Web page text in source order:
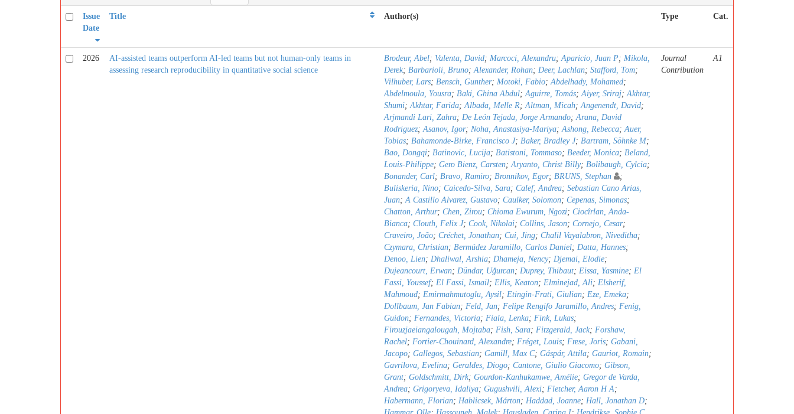
Issue
Date
Title Author(s) Type Cat.
2026
AI-assisted teams outperform AI-led teams but not human-only teams in
assessing research reproducibility in quantitative social science
Brodeur, Abel; Valenta, David; Marcoci, Alexandru;Aparicio, Juan P; Mikola,
Derek; Barbarioli, Bruno;Alexander, Rohan; Deer, Lachlan; Stafford, Tom;
Vilhuber, Lars; Bensch, Gunther; Motoki, Fabio;Abdelhady, Mohamed;
Abdelmoula, Yousra; Baki, Ghina Abdul;Aguirre, Tomás;Aiyer, Sriraj;Akhtar,
Shumi;Akhtar, Farida;Albada, Melle R;Altman, Micah;Angenendt, David;
Arjmandi Lari, Zahra; De León Tejada, Jorge Armando;Arana, David
Rodriguez;Asanov, Igor; Noha, Anastasiya-Mariya;Ashong, Rebecca;Auer,
Tobias; Bahamonde-Birke, Francisco J; Baker, Bradley J; Bartram, Söhnke M;
Bao, Dongqi; Batinovic, Lucija; Batistoni, Tommaso; Beeder, Monica; Beland,
Louis-Philippe; Gero Bienz, Carsten;Aryanto, Christ Billy; Bolibaugh, Cylcia;
Bonander, Carl; Bravo, Ramiro; Bronnikov, Egor; BRUNS, Stephan
;
Buliskeria, Nino; Caicedo-Silva, Sara; Calef, Andrea; Sebastian Cano Arias,
Juan;A Castillo Alvarez, Gustavo; Caulker, Solomon; Cepenas, Simonas;
Chatton, Arthur; Chen, Zirou; Chioma Ewurum, Ngozi; Ciocîrlan, Anda-
Bianca; Clouth, Felix J; Cook, Nikolai; Collins, Jason; Cornejo, Cesar;
Craveiro, João; Créchet, Jonathan; Cui, Jing; Chalil Vayalabron, Niveditha;
Czymara, Christian; Bermúdez Jaramillo, Carlos Daniel; Datta, Hannes;
Denoo, Lien; Dhaliwal, Arshia; Dhameja, Nency; Djemai, Elodie;
Dujeancourt, Erwan; Dündar, Uǧurcan; Duprey, Thibaut; Eissa, Yasmine; El
Fassi, Youssef; El Fassi, Ismail; Ellis, Keaton; Elminejad, Ali; Elsherif,
Mahmoud; Emirmahmutoglu, Aysil; Etingin-Frati, Giulian; Eze, Emeka;
Dollbaum, Jan Fabian; Feld, Jan; Felipe Rengifo Jaramillo, Andres; Fenig,
Guidon; Fernandes, Victoria; Fiala, Lenka; Fink, Lukas;
Firouzjaeiangalougah, Mojtaba; Fish, Sara; Fitzgerald, Jack; Forshaw,
Rachel; Fortier-Chouinard, Alexandre; Fréget, Louis; Frese, Joris; Gabani,
Jacopo; Gallegos, Sebastian; Gamill, Max C; Gáspár, Attila; Gauriot, Romain;
Gavrilova, Evelina; Geraldes, Diogo; Cantone, Giulio Giacomo; Gibson,
Grant; Goldschmitt, Dirk; Gourdon-Kanhukamwe, Amélie; Gregor de Varda,
Andrea; Grigoryeva, Idaliya; Gugushvili, Alexi; Fletcher, Aaron H A;
Habermann, Florian; Hablicsek, Márton; Haddad, Joanne; Hall, Jonathan D;
Journal
Contribution
A1